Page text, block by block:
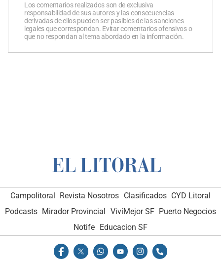
Los comentarios realizados son de exclusiva
responsabilidad de sus autores y las consecuencias
derivadas de ellos pueden ser pasibles de las sanciones
legales que correspondan. Evitar comentarios ofensivos o
que no respondan al tema abordado en la información.
Campolitoral Revista Nosotros Clasificados CYD Litoral
Podcasts Mirador Provincial VivíMejor SF Puerto Negocios
Notife
Educacion SF